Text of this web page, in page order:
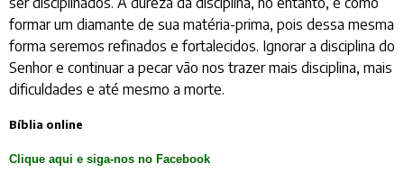
formar um diamante de sua matéria-prima, pois dessa mesma
forma seremos refinados e fortalecidos. Ignorar a disciplina do
Senhor e continuar a pecar vão nos trazer mais disciplina, mais
dificuldades e até mesmo a morte.
Bíblia online
Clique aqui e siga-nos no Facebook